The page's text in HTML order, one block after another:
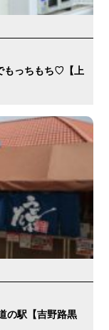
もっちもち♡【上
の駅【吉野路黒